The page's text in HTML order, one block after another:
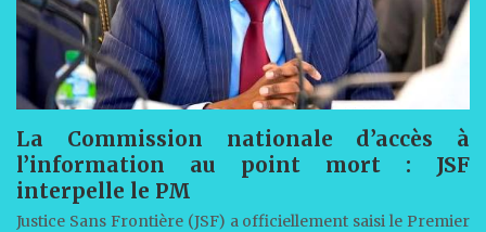
La Commission nationale d’accès à
l’information au point mort : JSF
interpelle le PM
Justice Sans Frontière (JSF) a officiellement saisi le Premier